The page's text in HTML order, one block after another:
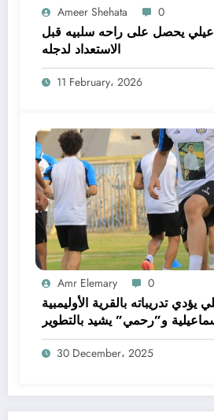
Ameer Shehata 0
يحصل على راحه سلبيه قبل
الاستعداد لدجله
11 February، 2026
Amr Elemary 0
يؤدي تدريباته بالقرية الأوليمبية
و”رحمي” يشيد بالتطوير
30 December، 2025